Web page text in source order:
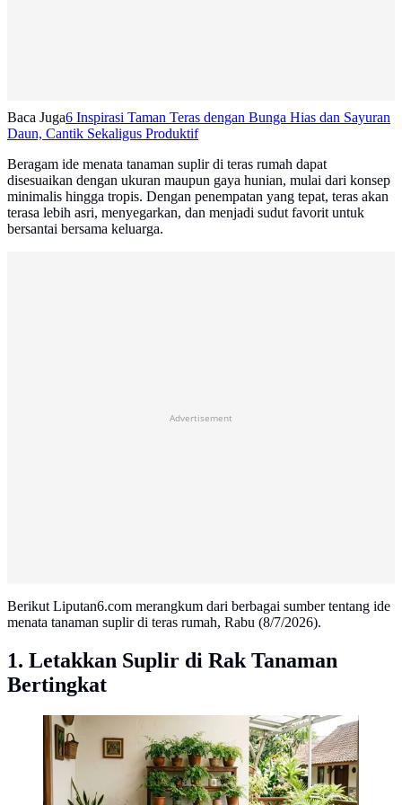
Baca Juga6 Inspirasi Taman Teras dengan Bunga Hias dan Sayuran
Daun, Cantik Sekaligus Produktif
Beragam ide menata tanaman suplir di teras rumah dapat
disesuaikan dengan ukuran maupun gaya hunian, mulai dari konsep
minimalis hingga tropis. Dengan penempatan yang tepat, teras akan
terasa lebih asri, menyegarkan, dan menjadi sudut favorit untuk
bersantai bersama keluarga.
Advertisement
Berikut Liputan6.com merangkum dari berbagai sumber tentang ide
menata tanaman suplir di teras rumah, Rabu (8/7/2026).
1. Letakkan Suplir di Rak Tanaman
Bertingkat
Ide Menata Tanaman Suplir di Teras Rumah. (AI
Generated)